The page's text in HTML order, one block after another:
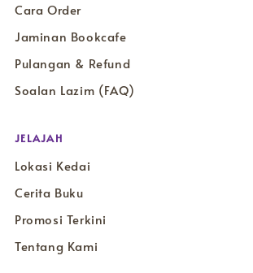
Cara Order
Jaminan Bookcafe
Pulangan & Refund
Soalan Lazim (FAQ)
JELAJAH
Lokasi Kedai
Cerita Buku
Promosi Terkini
Tentang Kami